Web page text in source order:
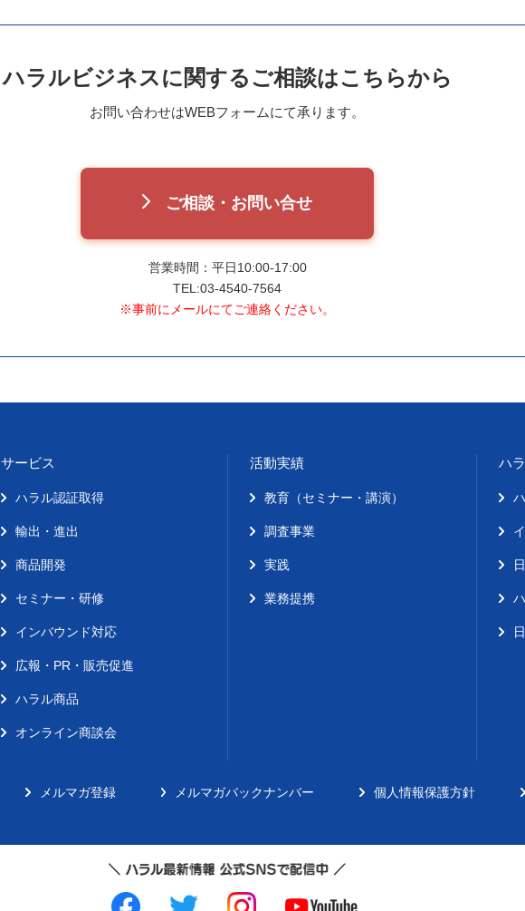
ハラルビジネスに関するご相談はこちらから
お問い合わせはWEBフォームにて承ります。
ご相談・お問い合せ
営業時間：平日10:00-17:00
TEL:03-4540-7564
※事前にメールにてご連絡ください。
サービス
ハラル認証取得
輸出・進出
商品開発
セミナー・研修
インバウンド対応
広報・PR・販売促進
ハラル商品
オンライン商談会
活動実績
教育（セミナー・講演）
調査事業
実践
業務提携
ハ
メルマガ登録 メルマガバックナンバー 個人情報保護方針